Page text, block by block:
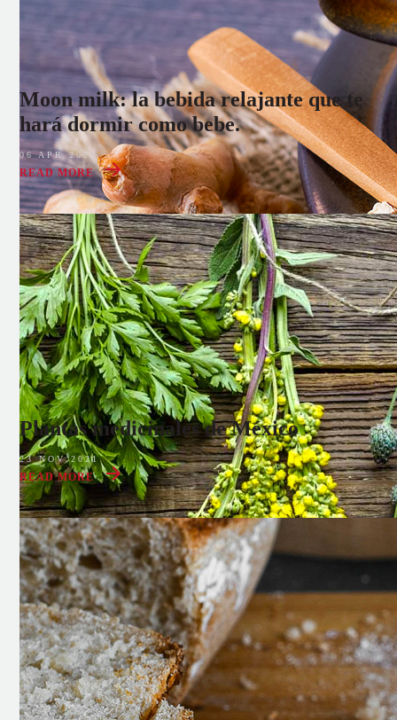
Moon milk: la bebida relajante que te
hará dormir como bebe.
06 APR 2022
READ MORE
Plantas medicinales de México
23 NOV 2021
READ MORE